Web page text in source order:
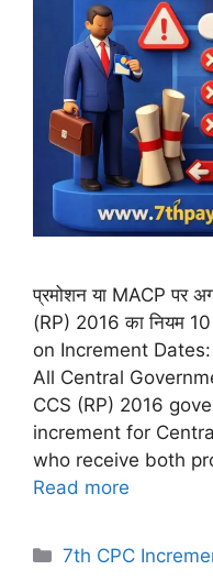
प्रमोशन या MACP पर
(RP) 2016 का नियम
on Increment
All Central
CCS (RP) 2016
increment for
who receive both
Read more
Categories
7th CPC